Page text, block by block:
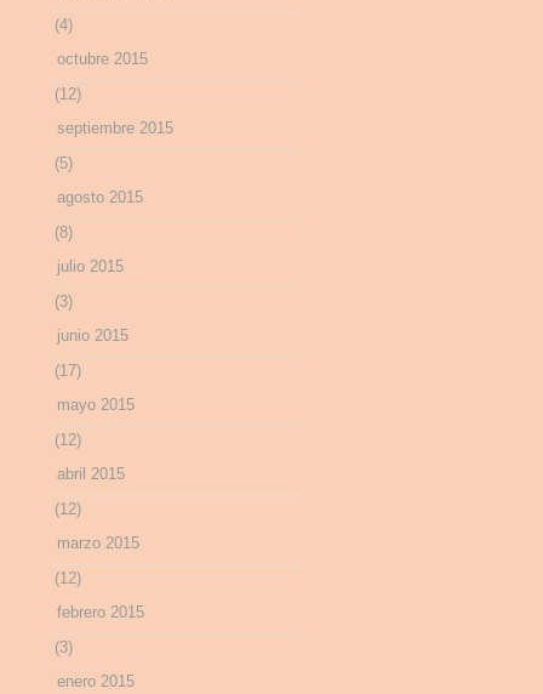
(4)
octubre 2015
(12)
septiembre 2015
(5)
agosto 2015
(8)
julio 2015
(3)
junio 2015
(17)
mayo 2015
(12)
abril 2015
(12)
marzo 2015
(12)
febrero 2015
(3)
enero 2015